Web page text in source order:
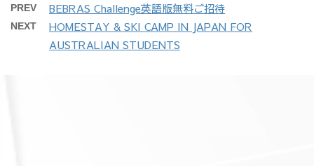
PREV BEBRAS Challenge英語版無料ご招待
NEXT
HOMESTAY & SKI CAMP IN JAPAN FOR
AUSTRALIAN STUDENTS